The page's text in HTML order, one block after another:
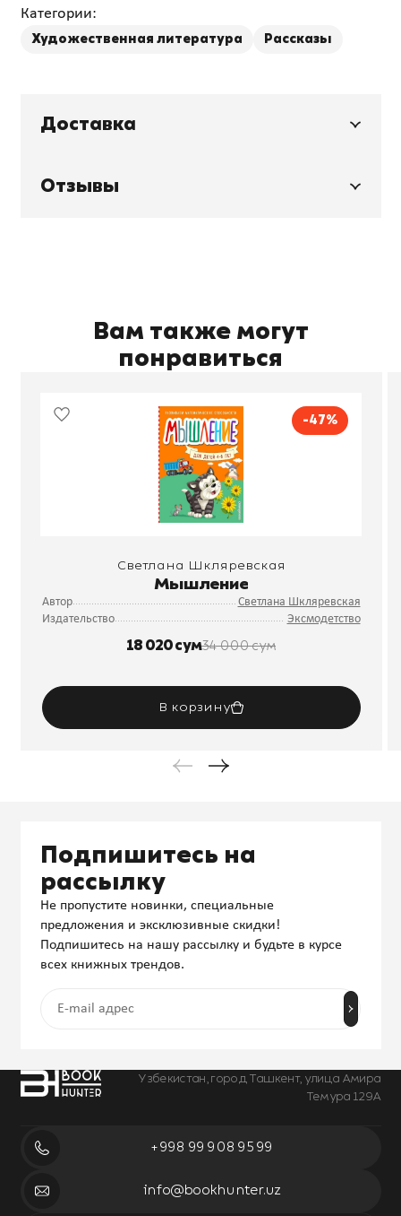
Категории:
Художественная литература Рассказы
Доставка
Отзывы
Вам также могут
понравиться
-47%
Светлана Шкляревская
Мышление
Автор
Светлана Шкляревская
Издательство
Эксмодетство
18 020 сум34 000 сум
В корзину
Узбекистан, город Ташкент, улица Амира
Темура 129А
+998 99 908 95 99
info@bookhunter.uz
Подпишитесь на
рассылку
Не пропустите новинки, специальные
предложения и эксклюзивные скидки!
Подпишитесь на нашу рассылку и будьте в курсе
всех книжных трендов.